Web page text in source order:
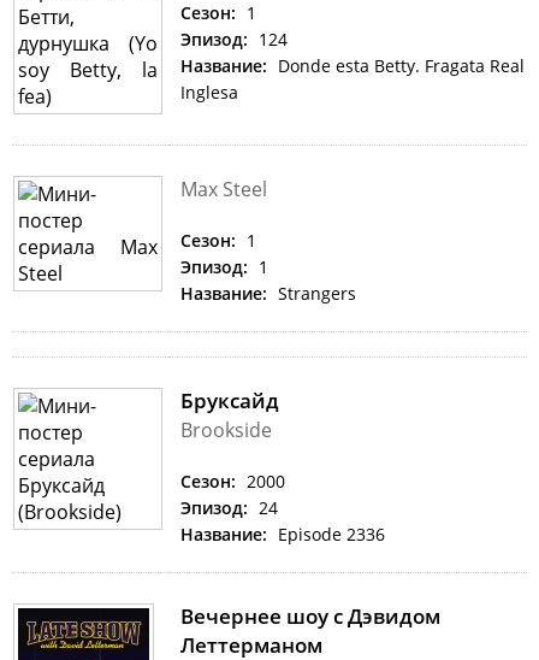
Сезон: 1
Эпизод: 124
Название: Donde esta Betty. Fragata Real
Inglesa
Max Steel
Сезон: 1
Эпизод: 1
Название: Strangers
Бруксайд
Brookside
Сезон: 2000
Эпизод: 24
Название: Episode 2336
Вечернее шоу с Дэвидом
Леттерманом